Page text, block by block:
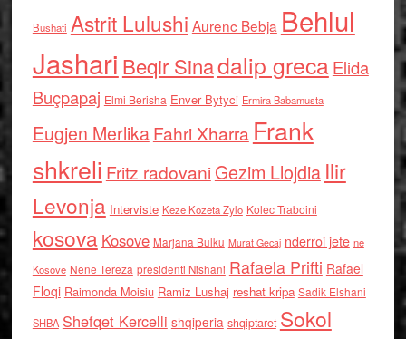
Bushati Astrit Lulushi Aurenc Bebja Behlul
Jashari Beqir Sinadalip grecaElida
Buçpapaj Elmi Berisha Enver Bytyci Ermira Babamusta
Eugjen MerlikaFahri Xharra Frank
shkreli Fritz radovaniGezim Llojdia Ilir
Levonja Interviste Keze Kozeta Zylo Kolec Traboini
kosova Kosove Marjana Bulku Murat Gecaj nderroi jete ne
Kosove Nene Tereza presidenti Nishani Rafaela Prifti Rafael
Floqi Raimonda Moisiu Ramiz Lushaj reshat kripa Sadik Elshani
SHBA Shefqet Kercelli shqiperia shqiptaret Sokol